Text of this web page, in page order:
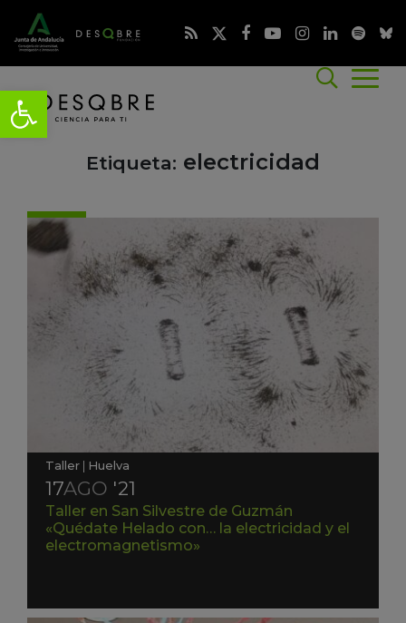
Etiqueta: electricidad
Taller | Huelva
17AGO '21
Taller en San Silvestre de Guzmán
«Quédate Helado con… la electricidad y el
electromagnetismo»